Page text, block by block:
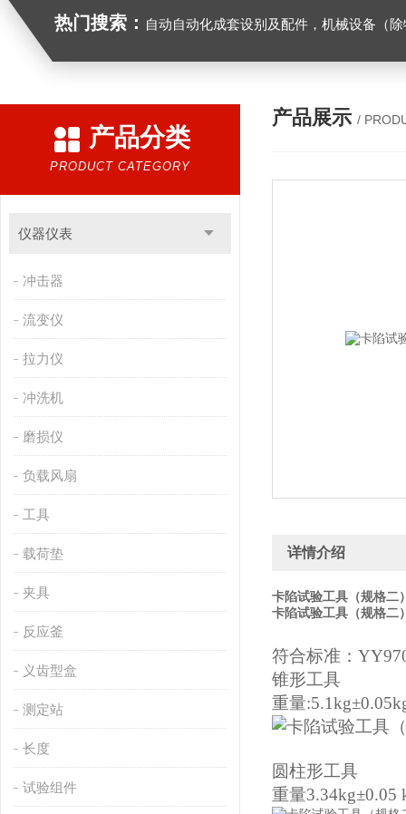
热门搜索： 自动自动化成套设别及配件，机械设备（除特种设备）及配件制造，加工（以上限分支机构经营），设计，批发，零售，模具，五金制品，工具加工（限分支机构经营），设计，批发，零售。五金交电，金属材料，金属制品，不锈钢制品，建筑材料，钢材，橡塑制品，环保设备，润滑剂，汽车配件，摩托车配件的批发，零售。（企业经营涉及行政许可的，凭许可证件经营）化成套设别及配件，机械设备（除特种设
产品分类
PRODUCT CATEGORY
仪器仪表
冲击器
流变仪
拉力仪
冲洗机
磨损仪
负载风扇
工具
载荷垫
夹具
反应釜
义齿型盒
测定站
长度
试验组件
产品展示 /
详情介绍
卡陷试验工具（规格二
卡陷试验工具（规格二
符合标准：
锥形工具
重量
圆柱形工具
重量3.34kg±0.05